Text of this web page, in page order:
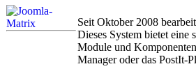
Seit Oktober 2008
Dieses System bietet
Module und
Manager oder das PostIt-